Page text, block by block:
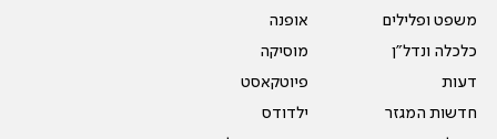
משפט ופלילים
כלכלה ונדל"ן
דעות
חדשות המגזר
אופנה
מוסיקה
פיוטקאסט
ילדודס